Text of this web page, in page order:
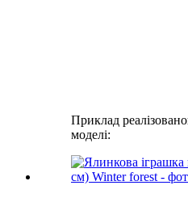
Приклад
моделі: